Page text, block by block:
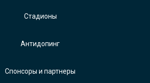
Стадионы
Антидопинг
Спонсоры и партнеры